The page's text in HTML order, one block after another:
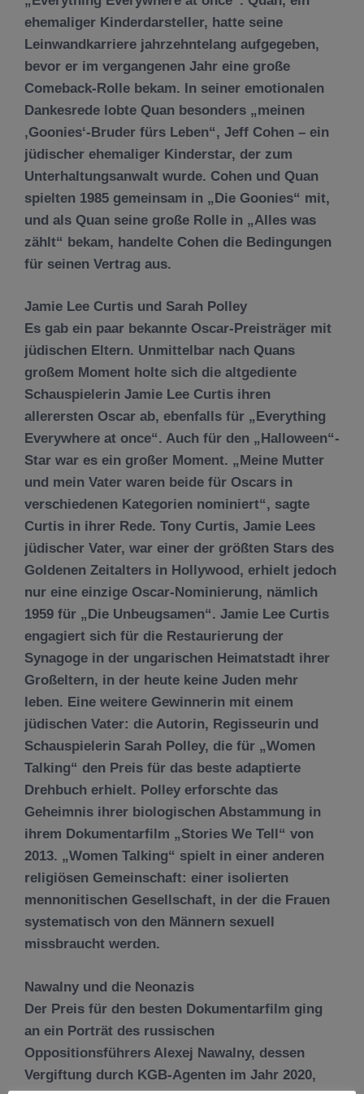
ehemaliger Kinderdarsteller, hatte seine
Leinwandkarriere jahrzehntelang aufgegeben,
bevor er im vergangenen Jahr eine große
Comeback-Rolle bekam. In seiner emotionalen
Dankesrede lobte Quan besonders „meinen
‚Goonies‘-Bruder fürs Leben“, Jeff Cohen – ein
jüdischer ehemaliger Kinderstar, der zum
Unterhaltungsanwalt wurde. Cohen und Quan
spielten 1985 gemeinsam in „Die Goonies“ mit,
und als Quan seine große Rolle in „Alles was
zählt“ bekam, handelte Cohen die Bedingungen
für seinen Vertrag aus.
Jamie Lee Curtis und Sarah Polley
Es gab ein paar bekannte Oscar-Preisträger mit
jüdischen Eltern. Unmittelbar nach Quans
großem Moment holte sich die altgediente
Schauspielerin Jamie Lee Curtis ihren
allerersten Oscar ab, ebenfalls für „Everything
Everywhere at once“. Auch für den „Halloween“-
Star war es ein großer Moment. „Meine Mutter
und mein Vater waren beide für Oscars in
verschiedenen Kategorien nominiert“, sagte
Curtis in ihrer Rede. Tony Curtis, Jamie Lees
jüdischer Vater, war einer der größten Stars des
Goldenen Zeitalters in Hollywood, erhielt jedoch
nur eine einzige Oscar-Nominierung, nämlich
1959 für „Die Unbeugsamen“. Jamie Lee Curtis
engagiert sich für die Restaurierung der
Synagoge in der ungarischen Heimatstadt ihrer
Großeltern, in der heute keine Juden mehr
leben. Eine weitere Gewinnerin mit einem
jüdischen Vater: die Autorin, Regisseurin und
Schauspielerin Sarah Polley, die für „Women
Talking“ den Preis für das beste adaptierte
Drehbuch erhielt. Polley erforschte das
Geheimnis ihrer biologischen Abstammung in
ihrem Dokumentarfilm „Stories We Tell“ von
2013. „Women Talking“ spielt in einer anderen
religiösen Gemeinschaft: einer isolierten
mennonitischen Gesellschaft, in der die Frauen
systematisch von den Männern sexuell
missbraucht werden.
Nawalny und die Neonazis
Der Preis für den besten Dokumentarfilm ging
an ein Porträt des russischen
Oppositionsführers Alexej Nawalny, dessen
Vergiftung durch KGB-Agenten im Jahr 2020,